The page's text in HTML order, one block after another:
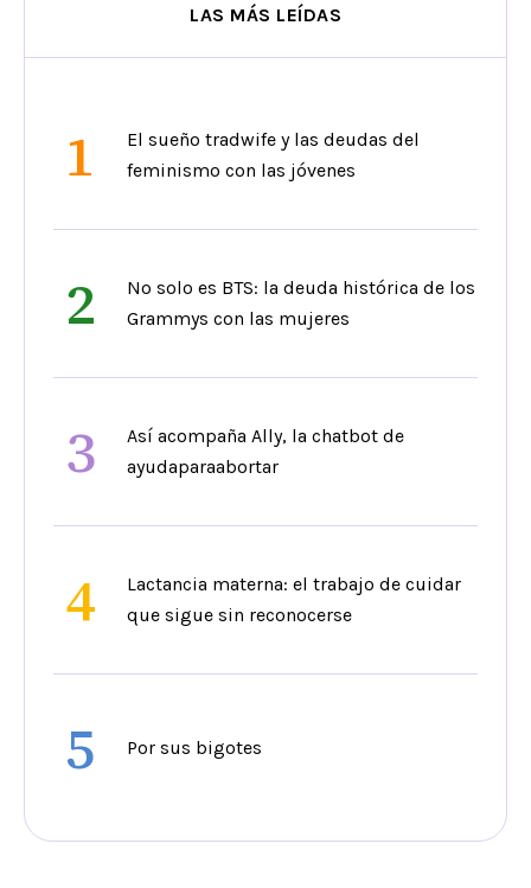
LAS MÁS LEÍDAS
1
El sueño tradwife y las deudas del
feminismo con las jóvenes
2
No solo es BTS: la deuda histórica de los
Grammys con las mujeres
3
Así acompaña Ally, la chatbot de
ayudaparaabortar
4
Lactancia materna: el trabajo de cuidar
que sigue sin reconocerse
5 Por sus bigotes